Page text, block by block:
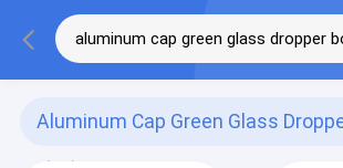
Aluminum Cap Green Glass